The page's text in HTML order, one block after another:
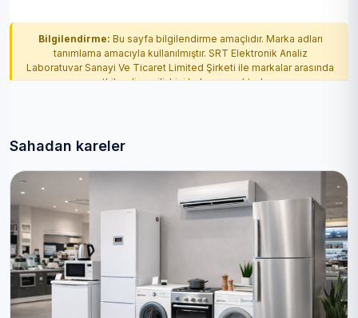
Bilgilendirme: Bu sayfa bilgilendirme amaçlıdır. Marka adları
tanımlama amacıyla kullanılmıştır. SRT Elektronik Analiz
Laboratuvar Sanayi Ve Ticaret Limited Şirketi ile markalar arasında
yetkilendirme ilişkisi bulunmamaktadır.
Sahadan kareler